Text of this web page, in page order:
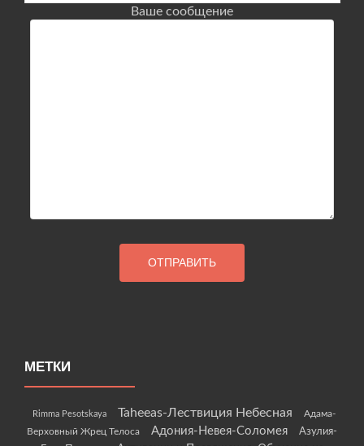
Ваше сообщение
МЕТКИ
Rimma Pesotskaya Taheeas-Лествиция Небесная
Адама-
Верховный Жрец Телоса
Адония-Невея-Соломея
Азулия-